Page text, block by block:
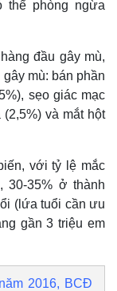
thể phòng ngừa
đầu gây mù,
mù: bán phần
sẹo giác mạc
(2,5%) và mắt hột
với tỷ lệ mắc
30-35% ở thành
(lứa tuổi cần ưu
gần 3 triệu em
2016, BCĐ